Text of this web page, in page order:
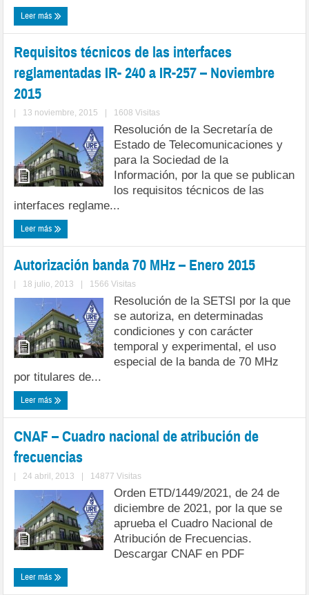
Leer más
Requisitos técnicos de las interfaces
reglamentadas IR- 240 a IR-257 – Noviembre
2015
| 13 noviembre, 2015 | 1608 Visitas
Resolución de la Secretaría de
Estado de Telecomunicaciones y
para la Sociedad de la
Información, por la que se publican
los requisitos técnicos de las
interfaces reglame...
Leer más
Autorización banda 70 MHz – Enero 2015
| 18 julio, 2013 | 1566 Visitas
Resolución de la SETSI por la que
se autoriza, en determinadas
condiciones y con carácter
temporal y experimental, el uso
especial de la banda de 70 MHz
por titulares de...
Leer más
CNAF – Cuadro nacional de atribución de
frecuencias
| 24 abril, 2013 | 14877 Visitas
Orden ETD/1449/2021, de 24 de
diciembre de 2021, por la que se
aprueba el Cuadro Nacional de
Atribución de Frecuencias.
Descargar CNAF en PDF
Leer más